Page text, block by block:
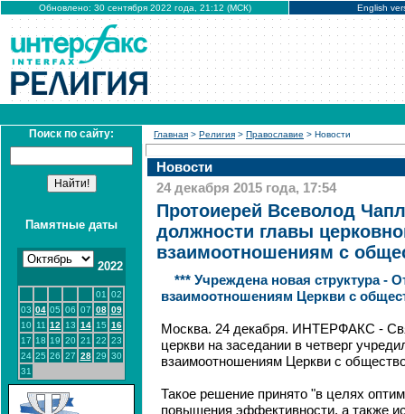
Обновлено: 30 сентября 2022 года, 21:12 (МСК) English
Поиск по сайту:
Памятные даты
2022
01
02
03 04 05 06 07 08 09
10
11 12 13 14 15 16
17 18 19 20 21 22 23
24 25 26 27 28 29 30
31
Главная > Религия > Православие > Новости
Новости
24 декабря 2015 года, 17:54
Протоиерей Всеволод
должности главы
взаимоотношениям с
*** Учреждена новая структура -
взаимоотношениям Церкви с
Москва. 24 декабря. ИНТЕРФАКС -
церкви на заседании в четверг
взаимоотношениям Церкви с
Такое решение принято "в целях
повышения эффективности, а также